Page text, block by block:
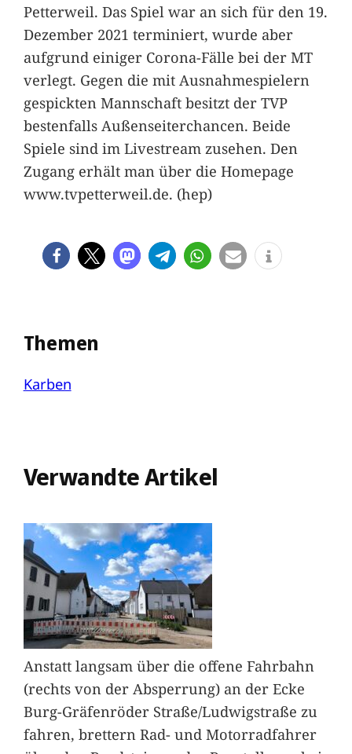
Petterweil. Das Spiel war an sich für den 19.
Dezember 2021 terminiert, wurde aber
aufgrund einiger Corona-Fälle bei der MT
verlegt. Gegen die mit Ausnahmespielern
gespickten Mannschaft besitzt der TVP
bestenfalls Außenseiterchancen. Beide
Spiele sind im Livestream zusehen. Den
Zugang erhält man über die Homepage
www.tvpetterweil.de. (hep)
Themen
Karben
Verwandte Artikel
Anstatt langsam über die offene Fahrbahn
(rechts von der Absperrung) an der Ecke
Burg-Gräfenröder Straße/Ludwigstraße zu
fahren, brettern Rad- und Motorradfahrer